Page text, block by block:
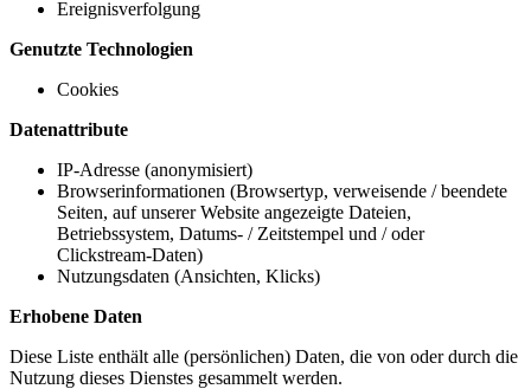
Ereignisverfolgung
Genutzte Technologien
Cookies
Datenattribute
IP-Adresse (anonymisiert)
Browserinformationen (Browsertyp, verweisende / beendete
Seiten, auf unserer Website angezeigte Dateien,
Betriebssystem, Datums- / Zeitstempel und / oder
Clickstream-Daten)
Nutzungsdaten (Ansichten, Klicks)
Erhobene Daten
Diese Liste enthält alle (persönlichen) Daten, die von oder durch die
Nutzung dieses Dienstes gesammelt werden.